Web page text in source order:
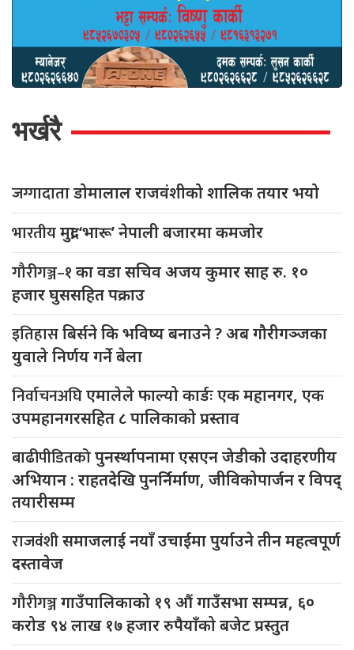
भर्खरै
जग्गादाताडोमालाल राजवंशीको शालिक तयार भयो
भारतीयमुद्रा ‘भारू’ नेपाली बजारमा कमजाेर
गौरीगञ्ज–१का वडा सचिव अजय कुमार साह रु. १०
हजार घुससहित पक्राउ
इतिहासबिर्सने कि भविष्य बनाउने ? अब गौरीगञ्जका
युवाले निर्णय गर्ने बेला
निर्वाचनअघिएमालेले फाल्यो कार्डः एक महानगर, एक
उपमहानगरसहित ८ पालिकाको प्रस्ताव
बाढीपीडितकोपुनर्स्थापनामा एसएन जेडीको उदाहरणीय
अभियान : राहतदेखि पुनर्निर्माण, जीविकोपार्जन र विपद्
तयारीसम्म
राजवंशीसमाजलाई नयाँ उचाईमा पुर्याउने तीन महत्वपूर्ण
दस्तावेज
गौरीगञ्जगाउँपालिकाको १९ औं गाउँसभा सम्पन्न, ६०
करोड ९४ लाख १७ हजार रुपैयाँको बजेट प्रस्तुत